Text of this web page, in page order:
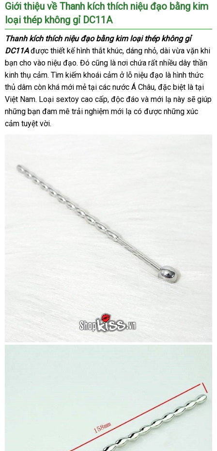
Giới thiệu về Thanh kích thích niệu đạo bằng kim
loại thép không gỉ DC11A
Thanh kích thích niệu đạo bằng kim loại thép không gỉ
DC11A nhập
khẩu
được thiết kế hình thắt khúcnhận
hàng
, dáng nhỏxuất
xứ
, dài vừa vặn khi
bạn cho vào niệu đạokhuyến
mãi
. Đó tiết
kiệm
cũng là nơi chứa sản
xuất
rất nhiều dây thần
kinh thụ cảmnơi
nào
. Tìm kiếm khoái cảm ở lỗ niệu đạo là hình thức
thủ dâm còn khuyến
mãi
khá mới mẻ tại nước
ngoài
các nước Á Châubảo
hành
, tiki
đặc biệt là tại
Việt Namonline
. Loại sextoy cao cấpHàn
Quốc
, độc đáo giá
bán
và mới lạ này lắp
đặt
sẽ giúp
amazon
những bạn đam mê trải nghiệm mới lạ có sửa
được shop
những xúc
cảm tuyệt vời.